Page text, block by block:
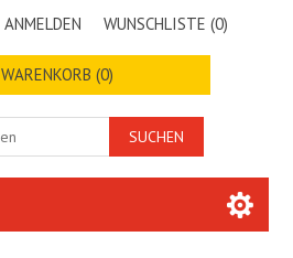
ANMELDEN WUNSCHLISTE (0)
WARENKORB (0)